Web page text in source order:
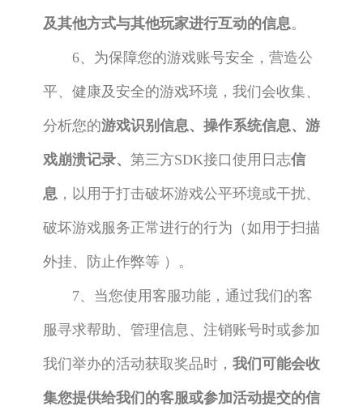
及其他方式与其他玩家进行互动的信息。
6、为保障您的游戏账号安全，营造公
平、健康及安全的游戏环境，我们会收集、
分析您的游戏识别信息、操作系统信息、游
戏崩溃记录、 第三方SDK接口使用日志信
息，以用于打击破坏游戏公平环境或干扰、
破坏游戏服务正常进行的行为（如用于扫描
外挂、防止作弊等 ）。
7、当您使用客服功能，通过我们的客
服寻求帮助、管理信息、注销账号时或参加
我们举办的活动获取奖品时， 我们可能会收
集您提供给我们的客服或参加活动提交的信